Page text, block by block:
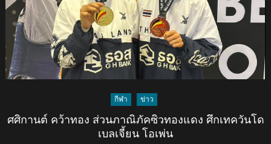
กีฬา ข่าว
ศศิกานต์ คว้าทอง ส่วนภาณิภัคซิวทองแดง ศึกเทควันโด
เบลเจี้ยน โอเพ่น